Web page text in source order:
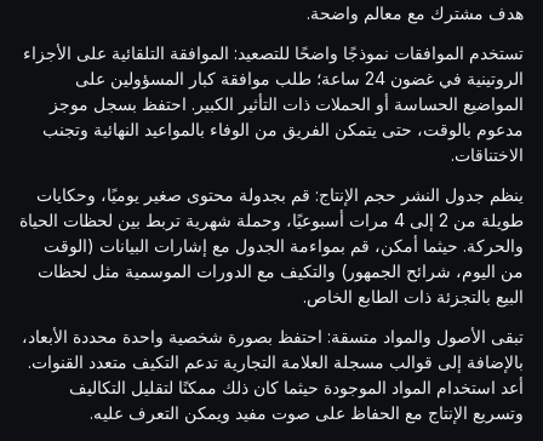
هدف مشترك مع معالم واضحة.
تستخدم الموافقات نموذجًا واضحًا للتصعيد: الموافقة التلقائية على الأجزاء
الروتينية في غضون 24 ساعة؛ طلب موافقة كبار المسؤولين على
المواضيع الحساسة أو الحملات ذات التأثير الكبير. احتفظ بسجل موجز
مدعوم بالوقت، حتى يتمكن الفريق من الوفاء بالمواعيد النهائية وتجنب
الاختناقات.
ينظم جدول النشر حجم الإنتاج: قم بجدولة محتوى صغير يوميًا، وحكايات
طويلة من 2 إلى 4 مرات أسبوعيًا، وحملة شهرية تربط بين لحظات الحياة
والحركة. حيثما أمكن، قم بمواءمة الجدول مع إشارات البيانات (الوقت
من اليوم، شرائح الجمهور) والتكيف مع الدورات الموسمية مثل لحظات
البيع بالتجزئة ذات الطابع الخاص.
تبقى الأصول والمواد متسقة: احتفظ بصورة شخصية واحدة محددة الأبعاد،
بالإضافة إلى قوالب مسجلة العلامة التجارية تدعم التكيف متعدد القنوات.
أعد استخدام المواد الموجودة حيثما كان ذلك ممكنًا لتقليل التكاليف
وتسريع الإنتاج مع الحفاظ على صوت مفيد ويمكن التعرف عليه.